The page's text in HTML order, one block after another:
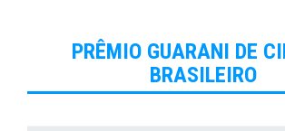
PRÊMIO GUARANI DE
BRASILEIRO